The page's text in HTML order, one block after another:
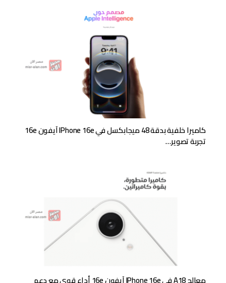
كاميرا خلفية بدقة 48 ميجابكسل في IPhone 16e آيفون 16e
تجربة تصوير…